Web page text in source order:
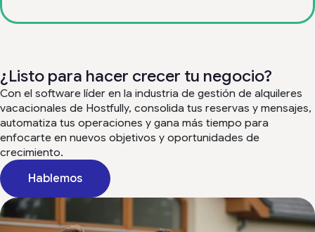
¿Listo para hacer crecer tu negocio?
Con el software líder en la industria de gestión de alquileres
vacacionales de Hostfully, consolida tus reservas y mensajes,
automatiza tus operaciones y gana más tiempo para
enfocarte en nuevos objetivos y oportunidades de
crecimiento.
Hablemos